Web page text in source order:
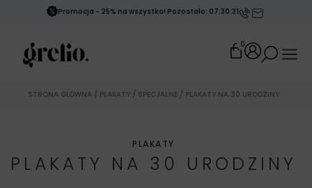
Promocja - 25% na wszystko! Pozostało: 07:30:31
0
STRONA GŁÓWNA / PLAKATY / SPECJALNE / PLAKATY NA 30 URODZINY
PLAKATY
PLAKATY NA 30 URODZINY